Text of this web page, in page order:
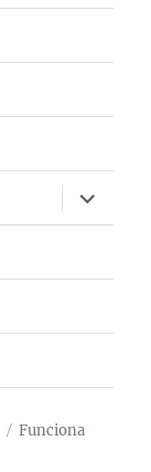
expande
el
menú
Funciona